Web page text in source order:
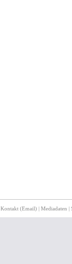
Kontakt (Email) | Mediadaten |